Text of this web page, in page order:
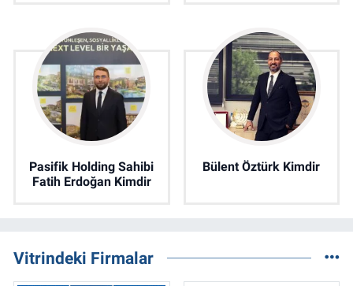
Pasifik Holding Sahibi
Fatih Erdoğan Kimdir
Bülent Öztürk Kimdir
Vitrindeki Firmalar